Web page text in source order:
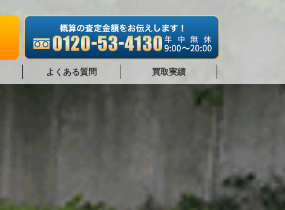
よくある質問 買取実績